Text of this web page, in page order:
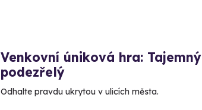
Venkovní úniková hra: Tajemný
podezřelý
Odhalte pravdu ukrytou v ulicích města.